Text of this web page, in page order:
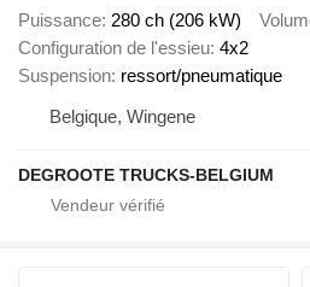
Puissance 280 ch (206 kW)
Configuration de l'essieu 4x2
Suspension ressort/pneumatique
Belgique, Wingene
DEGROOTE TRUCKS-BELGIUM